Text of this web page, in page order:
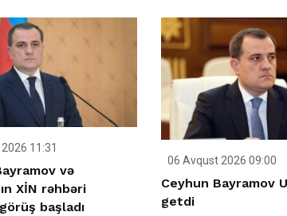
11:31
və
XİN rəhbəri
başladı
06 Avqust 2026 09:00
Ceyhun Bayramov
getdi